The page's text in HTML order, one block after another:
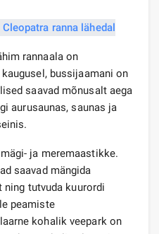
rannaala on
bussijaamani on
saavad mõnusalt aega
aurusaunas, saunas ja
ja meremaastikke.
saavad mängida
tutvuda kuurordi
peamiste
kohalik veepark on